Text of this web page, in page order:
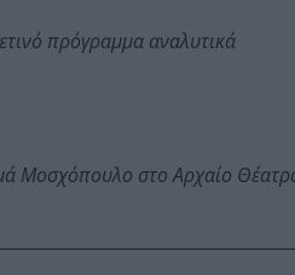
πρόγραμμα αναλυτικά
Μοσχόπουλο στο Αρχαίο